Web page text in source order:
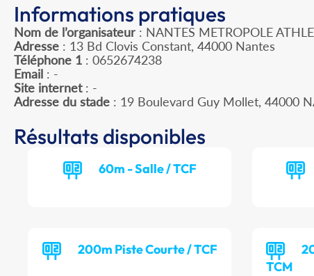
Informations pratiques
Nom de l’organisateur : NANTES METROPOLE
Adresse : 13 Bd Clovis Constant, 44000 Nantes
Téléphone 1 : 0652674238
Email : -
Site internet: -
Adresse du stade : 19 Boulevard Guy Mollet, 44000
Résultats disponibles
60m - Salle / TCF
200m Piste Courte / TCF
TCM